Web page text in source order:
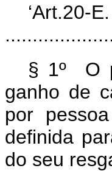
‘Art.20-E.
§ 1º O
ganho de
por
definida
do seu